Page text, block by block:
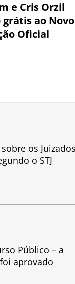
e Cris Orzil
grátis ao Novo
Oficial
os Juizados
o STJ
Público – a
aprovado